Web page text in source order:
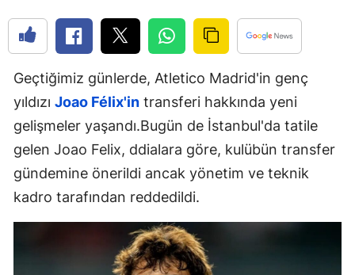
Geçtiğimiz günlerde, Atletico Madrid'in genç
yıldızı Joao Félix'in transferi hakkında yeni
gelişmeler yaşandı.Bugün de İstanbul'da tatile
gelen Joao Felix, ddialara göre, kulübün transfer
gündemine önerildi ancak yönetim ve teknik
kadro tarafından reddedildi.